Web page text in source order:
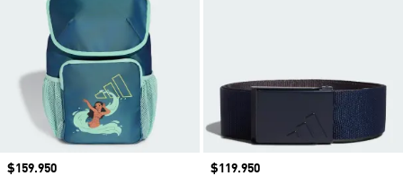
Precio
$159.950
Precio
$119.950